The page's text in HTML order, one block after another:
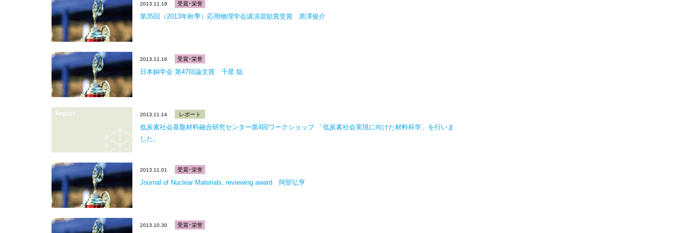
2013.11.19 受賞･栄誉
第35回（2013年秋季）応用物理学会講演奨励賞受賞 黒澤俊介
2013.11.16 受賞･栄誉
日本銅学会 第47回論文賞 千星 聡
2013.11.14 レポート
低炭素社会基盤材料融合研究センター第4回ワークショップ 「低炭素社会実現に向けた材料科学」を行いま
した。
2013.11.01 受賞･栄誉
Journal of Nuclear Materials, reviewing award 阿部弘亨
2013.10.30 受賞･栄誉